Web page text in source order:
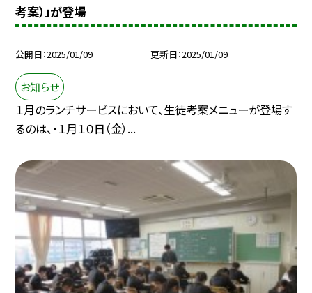
考案）」が登場
公開日 2025/01/09 更新日 2025/01/09
お知らせ
１月のランチサービスにおいて、生徒考案メニューが登場す
るのは、・１月１０日（金）...